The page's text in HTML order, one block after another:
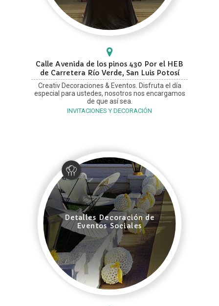
Calle Avenida de los pinos 430 Por el HEB
de Carretera Río Verde, San Luis Potosí
Creativ Decoraciones & Eventos. Disfruta el día
especial para ustedes, nosotros nos encargamos
de que así sea.
INVITACIONES Y DECORACIÓN
Detalles Decoración de
Eventos Sociales